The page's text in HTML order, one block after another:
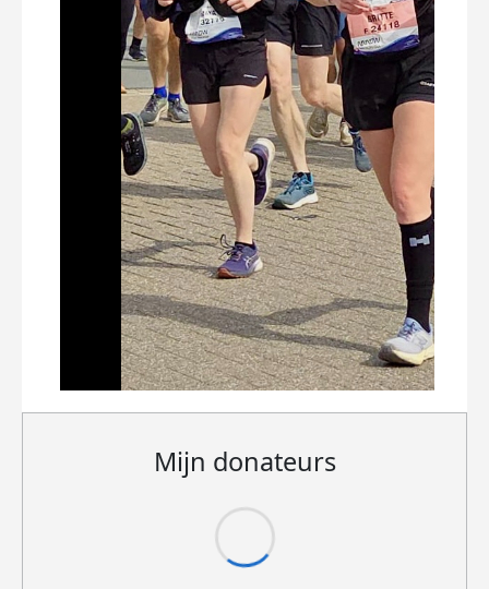
Mijn donateurs